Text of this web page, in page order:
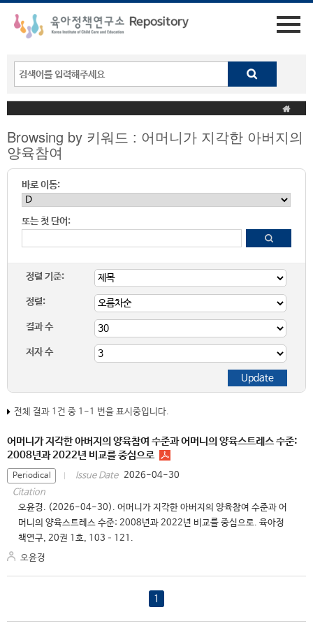
Browsing by 키워드 : 어머니가 지각한 아버지의
양육참여
바로 이동:
또는 첫 단어:
정렬 기준:
정렬:
결과 수
저자 수
전체 결과 1건 중 1-1 번을 표시중입니다.
어머니가 지각한 아버지의 양육참여 수준과 어머니의 양육스트레스 수준:
2008년과 2022년 비교를 중심으로
Periodical Issue Date 2026-04-30
Citation
오윤경. (2026-04-30). 어머니가 지각한 아버지의 양육참여 수준과 어
머니의 양육스트레스 수준: 2008년과 2022년 비교를 중심으로. 육아정
책연구, 20권 1호, 103–121.
오윤경
1